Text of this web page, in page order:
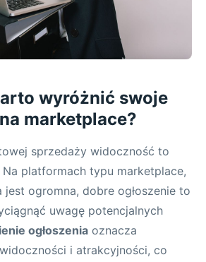
wyróżnić swoje
marketplace?
sprzedaży widoczność to
platformach typu marketplace,
ogromna, dobre ogłoszenie to
uwagę potencjalnych
ogłoszenia oznacza
i atrakcyjności, co